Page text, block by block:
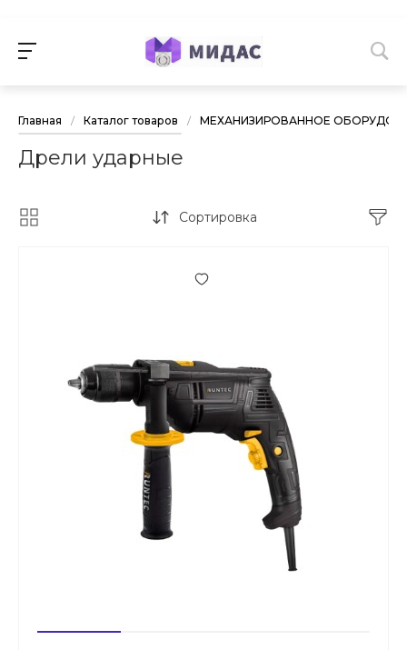
Главная / Каталог товаров / МЕХАНИЗИРОВАННОЕ
Дрели ударные
Сортировка